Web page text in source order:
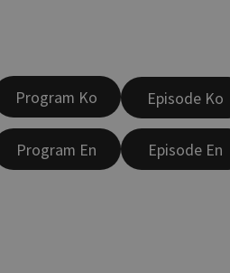
Program Ko
Program En
Episode Ko
Episode En